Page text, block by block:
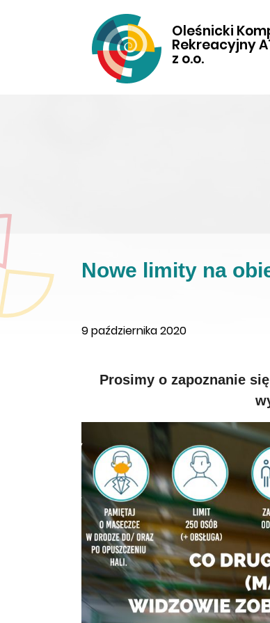
Oleśnicki
Rekreacyjny
z o.o.
Nowe limity na
9 października 2020
Prosimy o zapoznanie